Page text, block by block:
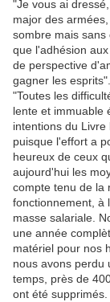
"Je vous ai
major des
sombre mais sans
que l'adhésion
de perspective
gagner les esprits".
"Toutes les
lente et immuable
intentions du Livre
puisque l'effort a
heureux de ceux
aujourd'hui les
compte tenu de la
fonctionnement, à
masse salariale.
une année
matériel pour nos
nous avons perdu
temps, près de
ont été